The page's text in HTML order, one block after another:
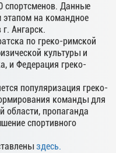
спортсменов. Данные
на командное
Ангарск.
по греко-римской
культуры и
и Федерация греко-
популяризация греко-
команды для
области, пропаганда
спортивного
здесь.